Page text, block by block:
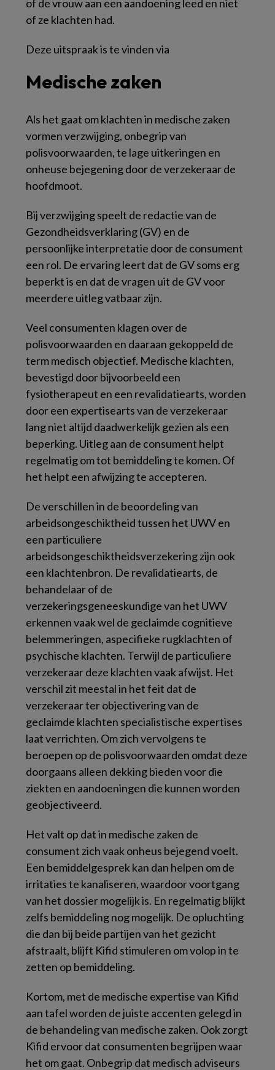
of de vrouw aan een aandoening leed en niet
of ze klachten had.
Deze uitspraak is te vinden via
Medische zaken
Als het gaat om klachten in medische zaken
vormen verzwijging, onbegrip van
polisvoorwaarden, te lage uitkeringen en
onheuse bejegening door de verzekeraar de
hoofdmoot.
Bij verzwijging speelt de redactie van de
Gezondheidsverklaring (GV) en de
persoonlijke interpretatie door de consument
een rol. De ervaring leert dat de GV soms erg
beperkt is en dat de vragen uit de GV voor
meerdere uitleg vatbaar zijn.
Veel consumenten klagen over de
polisvoorwaarden en daaraan gekoppeld de
term medisch objectief. Medische klachten,
bevestigd door bijvoorbeeld een
fysiotherapeut en een revalidatiearts, worden
door een expertisearts van de verzekeraar
lang niet altijd daadwerkelijk gezien als een
beperking. Uitleg aan de consument helpt
regelmatig om tot bemiddeling te komen. Of
het helpt een afwijzing te accepteren.
De verschillen in de beoordeling van
arbeidsongeschiktheid tussen het UWV en
een particuliere
arbeidsongeschiktheidsverzekering zijn ook
een klachtenbron. De revalidatiearts, de
behandelaar of de
verzekeringsgeneeskundige van het UWV
erkennen vaak wel de geclaimde cognitieve
belemmeringen, aspecifieke rugklachten of
psychische klachten. Terwijl de particuliere
verzekeraar deze klachten vaak afwijst. Het
verschil zit meestal in het feit dat de
verzekeraar ter objectivering van de
geclaimde klachten specialistische expertises
laat verrichten. Om zich vervolgens te
beroepen op de polisvoorwaarden omdat deze
doorgaans alleen dekking bieden voor die
ziekten en aandoeningen die kunnen worden
geobjectiveerd.
Het valt op dat in medische zaken de
consument zich vaak onheus bejegend voelt.
Een bemiddelgesprek kan dan helpen om de
irritaties te kanaliseren, waardoor voortgang
van het dossier mogelijk is. En regelmatig blijkt
zelfs bemiddeling nog mogelijk. De opluchting
die dan bij beide partijen van het gezicht
afstraalt, blijft Kifid stimuleren om volop in te
zetten op bemiddeling.
Kortom, met de medische expertise van Kifid
aan tafel worden de juiste accenten gelegd in
de behandeling van medische zaken. Ook zorgt
Kifid ervoor dat consumenten begrijpen waar
het om gaat. Onbegrip dat medisch adviseurs